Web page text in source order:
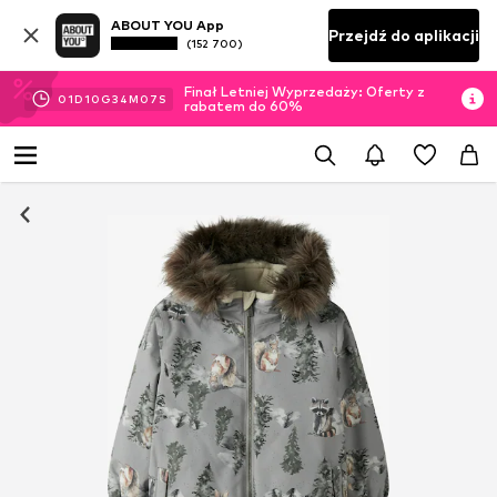
ABOUT YOU App
(152 700) Przejdź do aplikacji
01D10 G34M 06 S
Finał Letniej Wyprzedaży: Oferty z
rabatem do 60%